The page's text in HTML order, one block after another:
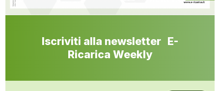
Iscriviti alla newsletter E-
Ricarica Weekly